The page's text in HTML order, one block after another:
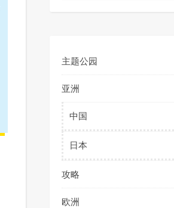
主题公园
亚洲
中国
日本
攻略
欧洲